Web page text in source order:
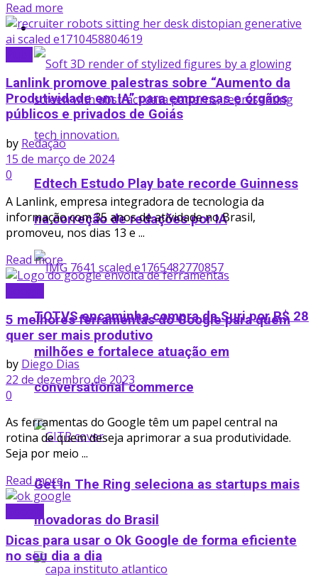
Startup
Edtech Estudo Play bate recorde Guinness
na correção de redações por IA
TOTVS encaminha compra da Suri por R$ 28
milhões e fortalece atuação em
conversational commerce
Get in The Ring seleciona as startups mais
inovadoras do Brasil
Read more
Lanlink promove palestras sobre “Aumento da
Produtividade em IA” para empresas e órgãos
públicos e privados de Goiás
by Redação
15 de março de 2024
0
A Lanlink, empresa integradora de tecnologia da
informação com 35 anos de atividade no Brasil,
promoveu, nos dias 13 e ...
Read more
5 melhores ferramentas do Google para quem
quer ser mais produtivo
by Diego Dias
22 de dezembro de 2023
0
As ferramentas do Google têm um papel central na
rotina de quem deseja aprimorar a sua produtividade.
Seja por meio ...
Read moreDetails
Dicas para usar o Ok Google de forma eficiente
no seu dia a dia